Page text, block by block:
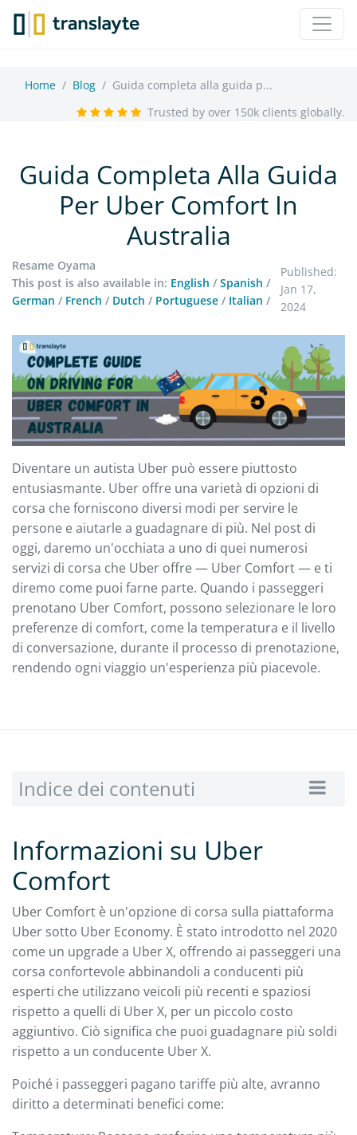
Home Blog
Guida completa alla guida p...
Trusted by over 150k clients globally.
Guida Completa Alla Guida
Per Uber Comfort In
Australia
Resame Oyama
This post is also available in: English / Spanish /
German / French / Dutch / Portuguese / Italian /
Published:
Jan 17,
2024
Diventare un autista Uber può essere piuttosto
entusiasmante. Uber offre una varietà di opzioni di
corsa che forniscono diversi modi per servire le
persone e aiutarle a guadagnare di più. Nel post di
oggi, daremo un'occhiata a uno di quei numerosi
servizi di corsa che Uber offre — Uber Comfort — e ti
diremo come puoi farne parte. Quando i passeggeri
prenotano Uber Comfort, possono selezionare le loro
preferenze di comfort, come la temperatura e il livello
di conversazione, durante il processo di prenotazione,
rendendo ogni viaggio un'esperienza più piacevole.
Indice dei contenuti
Informazioni su Uber
Comfort
Uber Comfort è un'opzione di corsa sulla piattaforma
Uber sotto Uber Economy. È stato introdotto nel 2020
come un upgrade a Uber X, offrendo ai passeggeri una
corsa confortevole abbinandoli a conducenti più
esperti che utilizzano veicoli più recenti e spaziosi
rispetto a quelli di Uber X, per un piccolo costo
aggiuntivo. Ciò significa che puoi guadagnare più soldi
rispetto a un conducente Uber X.
Poiché i passeggeri pagano tariffe più alte, avranno
diritto a determinati benefici come: